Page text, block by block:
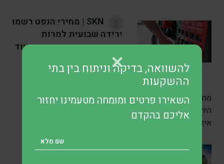
SKN | מחירי הנפט רשמו
ירידה שבועית למרות
התאוששות ביום שישי, בעוד
המגעים סביב מצר הורמוז
נמשכים
מחירי הנפט סיימו את השבוע בעליות מתונות, אך רשמו את
הירידה השבועית החדה ביותר מזה חודשים, כאשר השווקים
איזנו בין
SKN | Airbnb מגדילה
להשוואה, בדיקה וניתוח בין בתי
ההשקעות
השאירו פרטים ומומחה מטעמינו יחזור
אליכם בהקדם